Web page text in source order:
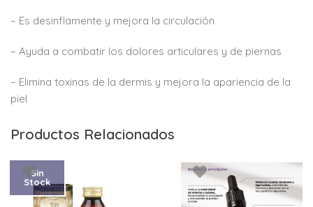
– Es desinflamente y mejora la circulación
– Ayuda a combatir los dolores articulares y de piernas
– Elimina toxinas de la dermis y mejora la apariencia de la
piel
Productos Relacionados
Sin
Stock